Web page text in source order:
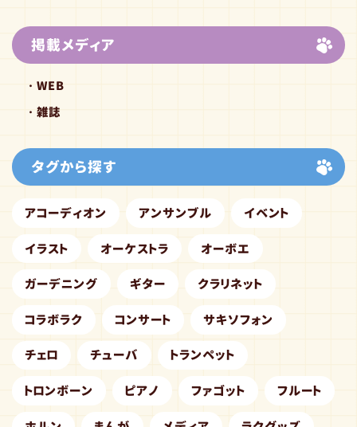
掲載メディア
WEB
雑誌
タグから探す
アコーディオン アンサンブル イベント
イラスト オーケストラ オーボエ
ガーデニング ギター クラリネット
コラボラク コンサート サキソフォン
チェロ チューバ トランペット
トロンボーン ピアノ ファゴット フルート